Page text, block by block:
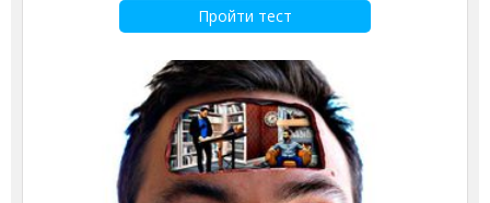
Пройти тест